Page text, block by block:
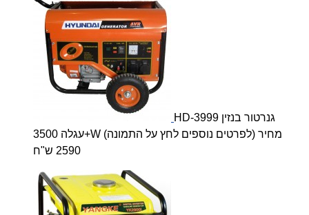
HD-3999 גנרטור בנזין
+עגלה 3500W (לפרטים נוספים לחץ על התמונה) מחיר
2590 ש"ח